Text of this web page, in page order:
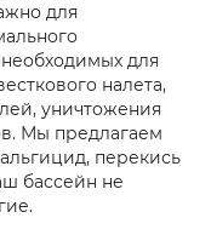
для
для
налета,
уничтожения
Мы предлагаем
перекись
бассейн не